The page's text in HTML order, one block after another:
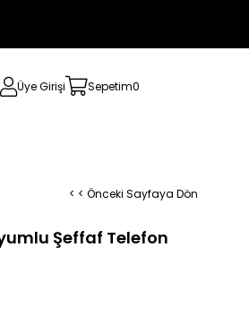
Üye Girişi Sepetim0
< < Önceki Sayfaya Dön
Şeffaf Telefon